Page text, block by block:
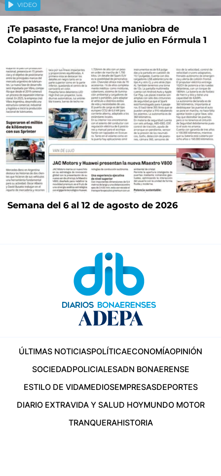
VIDEO
¡Te pasaste, Franco! Una maniobra de
Colapinto fue la mejor de julio en Fórmula 1
Semana del 6 al 12 de agosto de 2026
ÚLTIMAS NOTICIASPOLÍTICAECONOMÍAOPINIÓN
SOCIEDADPOLICIALESADN BONAERENSE
ESTILO DE VIDAMEDIOSEMPRESASDEPORTES
DIARIO EXTRAVIDA Y SALUD HOYMUNDO MOTOR
TRANQUERAHISTORIA